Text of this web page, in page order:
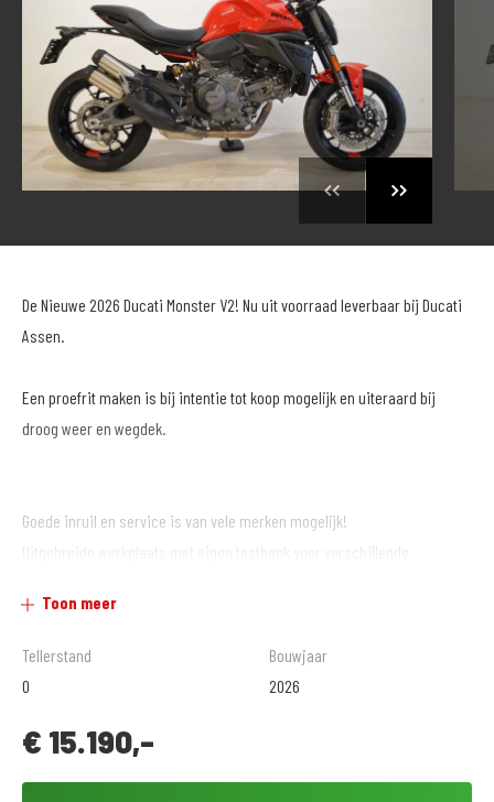
De Nieuwe 2026 Ducati Monster V2! Nu uit voorraad leverbaar bij Ducati
Assen.
Een proefrit maken is bij intentie tot koop mogelijk en uiteraard bij
droog weer en wegdek.
Goede inruil en service is van vele merken mogelijk!
Vraag naar de voorwaarden. Toetsing en registratie BKR Tiel.
Toon meer
Tellerstand
0
Bouwjaar
2026
€ 15.190,-